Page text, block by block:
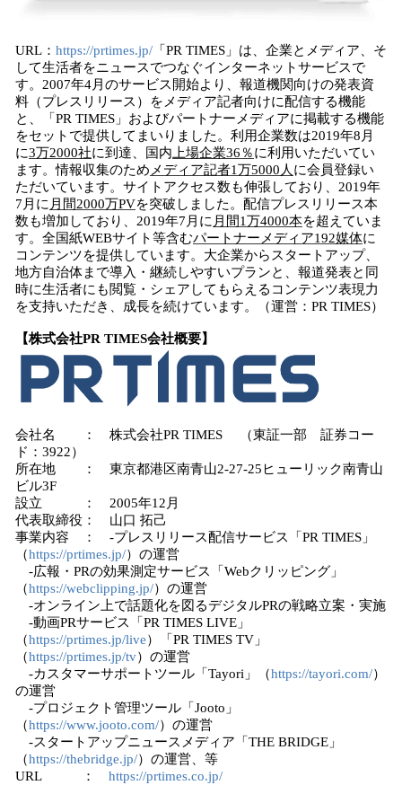
URL： https://prtimes.jp/ 「PR TIMES」は、企業とメディア、そ
して生活者をニュースでつなぐインターネットサービスで
す。2007年4月のサービス開始より、報道機関向けの発表資
料（プレスリリース）をメディア記者向けに配信する機能
と、「PR TIMES」およびパートナーメディアに掲載する機能
をセットで提供してまいりました。利用企業数は2019年8月
に3万2000社に到達、国内 上場企業36 ％に利用いただいてい
ます。情報収集のため メディア記者1万5000 人 に会員登録い
ただいています。サイトアクセス数も伸張しており、2019年
7月に 月間2000万PVを突破しました。配信プレスリリース本
数も増加しており、2019年7月に 月間1万4000本を超えていま
す。全国紙WEBサイト等含むパートナーメディア192媒体に
コンテンツを提供しています。大企業からスタートアップ、
地方自治体まで導入・継続しやすいプランと、報道発表と同
時に生活者にも閲覧・シェアしてもらえるコンテンツ表現力
を支持いただき、成長を続けています。（運営：PR TIMES）
【株式会社PR TIMES会社概要】
会社名 ： 株式会社PR TIMES （東証一部 証券コー
ド：3922）
所在地 ： 東京都港区南青山2-27-25ヒューリック南青山
ビル3F
設立 ： 2005年12月
代表取締役： 山口 拓己
事業内容 ： -プレスリリース配信サービス「PR TIMES」
（https://prtimes.jp/）の運営
-広報・PRの効果測定サービス「Webクリッピング」
（https://webclipping.jp/）の運営
-オンライン上で話題化を図るデジタルPRの戦略立案・実施
-動画PRサービス「PR TIMES LIVE」
（https://prtimes.jp/live）「PR TIMES TV」
（https://prtimes.jp/tv）の運営
-カスタマーサポートツール「Tayori」（https://tayori.com/）
の運営
-プロジェクト管理ツール「Jooto」
（https://www.jooto.com/）の運営
-スタートアップニュースメディア「THE BRIDGE」
（https://thebridge.jp/）の運営、等
URL ： https://prtimes.co.jp/